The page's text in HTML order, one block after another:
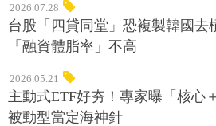
2026.07.28
台股「四貸同堂」恐複製韓國去
「融資體脂率」不高
2026.05.21
主動式ETF好夯！專家曝「核心
被動型當定海神針